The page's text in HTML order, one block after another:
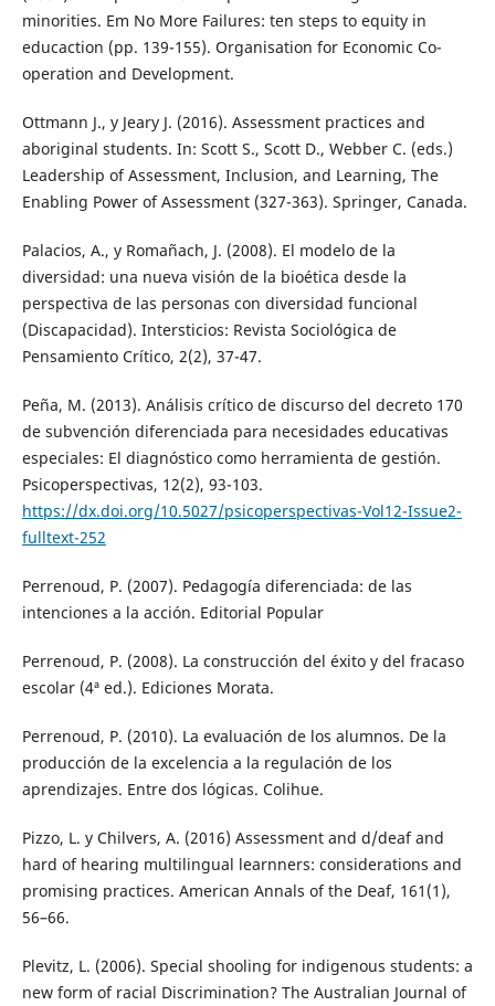
minorities. Em No More Failures: ten steps to equity in
educaction (pp. 139-155). Organisation for Economic Co-
operation and Development.
Ottmann J., y Jeary J. (2016). Assessment practices and
aboriginal students. In: Scott S., Scott D., Webber C. (eds.)
Leadership of Assessment, Inclusion, and Learning, The
Enabling Power of Assessment (327-363). Springer, Canada.
Palacios, A., y Romañach, J. (2008). El modelo de la
diversidad: una nueva visión de la bioética desde la
perspectiva de las personas con diversidad funcional
(Discapacidad). Intersticios: Revista Sociológica de
Pensamiento Crítico, 2(2), 37-47.
Peña, M. (2013). Análisis crítico de discurso del decreto 170
de subvención diferenciada para necesidades educativas
especiales: El diagnóstico como herramienta de gestión.
Psicoperspectivas, 12(2), 93-103.
https://dx.doi.org/10.5027/psicoperspectivas-Vol12-Issue2-
fulltext-252
Perrenoud, P. (2007). Pedagogía diferenciada: de las
intenciones a la acción. Editorial Popular
Perrenoud, P. (2008). La construcción del éxito y del fracaso
escolar (4ª ed.). Ediciones Morata.
Perrenoud, P. (2010). La evaluación de los alumnos. De la
producción de la excelencia a la regulación de los
aprendizajes. Entre dos lógicas. Colihue.
Pizzo, L. y Chilvers, A. (2016) Assessment and d/deaf and
hard of hearing multilingual learnners: considerations and
promising practices. American Annals of the Deaf, 161(1),
56–66.
Plevitz, L. (2006). Special shooling for indigenous students: a
new form of racial Discrimination? The Australian Journal of